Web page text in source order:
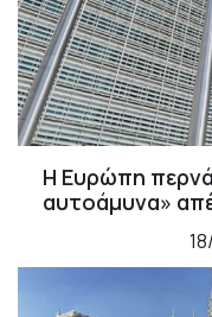
Η Ευρώπη
αυτοάμυνα»